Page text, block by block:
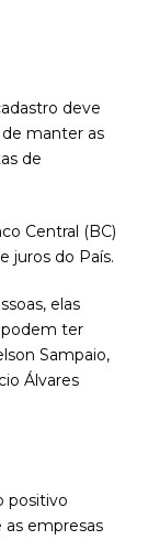
deve
manter as
de
Central (BC)
juros do País.
elas
podem ter
Sampaio,
Álvares
positivo
as empresas